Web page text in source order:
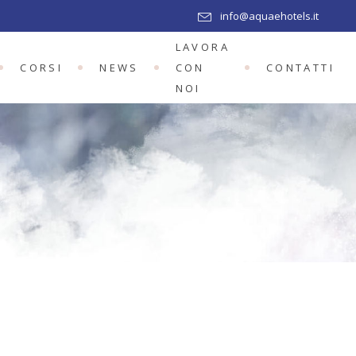
info@aquaehotels.it
CORSI NEWS
LAVORA
CON
NOI
CONTATTI